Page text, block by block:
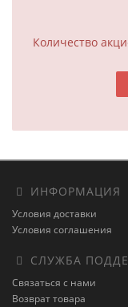
Количество
ИНФОРМАЦИЯ
Условия доставки
Условия соглашения
СЛУЖБА
Связаться с нами
Возврат товара